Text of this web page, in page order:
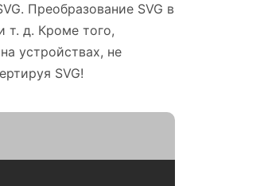
Преобразование SVG в
т. д. Кроме того,
устройствах, не
SVG!